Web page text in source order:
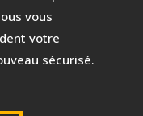
vous
votre
sécurisé.